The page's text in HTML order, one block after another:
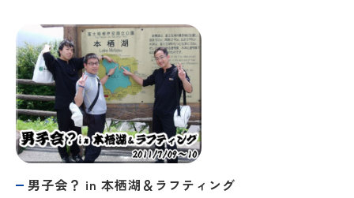
男子会？ in 本栖湖＆ラフティング